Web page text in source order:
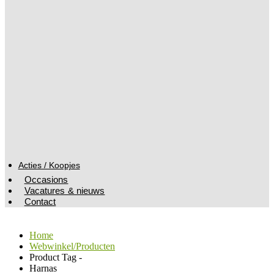
Acties / Koopjes
Occasions
Vacatures & nieuws
Contact
Home
Webwinkel/Producten
Product Tag -
Harnas